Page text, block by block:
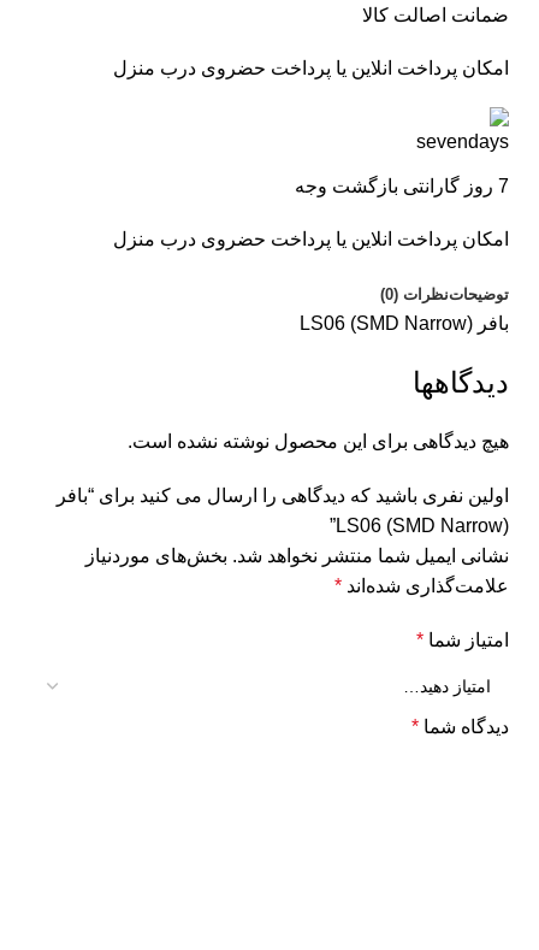
ضمانت اصالت کالا
امکان پرداخت انلاین یا پرداخت حضروی درب منزل
7 روز گارانتی بازگشت وجه
امکان پرداخت انلاین یا پرداخت حضروی درب منزل
توضیحاتنظرات (0)
بافر LS06 (SMD Narrow)
دیدگاهها
هیچ دیدگاهی برای این محصول نوشته نشده است.
اولین نفری باشید که دیدگاهی را ارسال می کنید برای “بافر
LS06 (SMD Narrow)”
نشانی ایمیل شما منتشر نخواهد شد. بخش‌های موردنیاز
علامت‌گذاری شده‌اند *
امتیاز شما *
دیدگاه شما *